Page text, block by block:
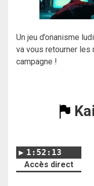
Un jeu d’onanisme
va vous retourner les
campagne !
1:52:13
Accès direct